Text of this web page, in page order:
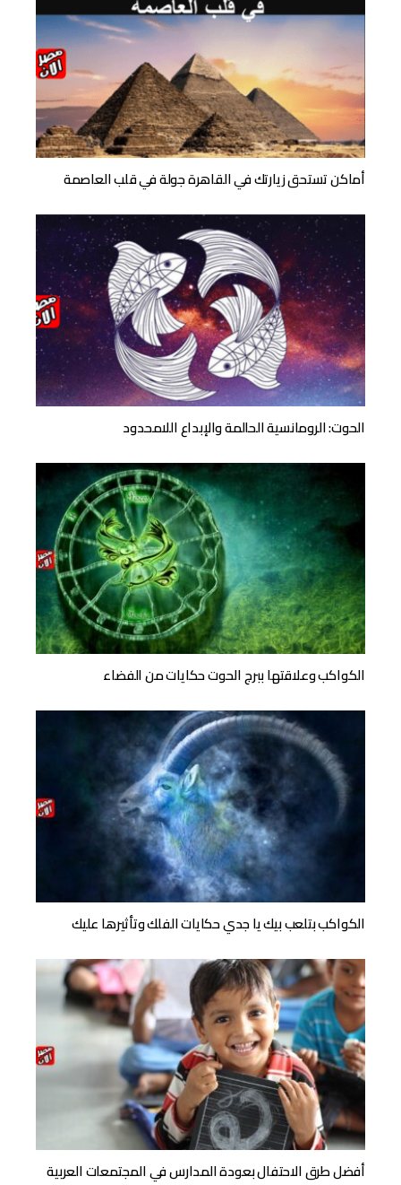
أماكن تستحق زيارتك في القاهرة جولة في قلب العاصمة
الحوت: الرومانسية الحالمة والإبداع اللامحدود
الكواكب وعلاقتها ببرج الحوت حكايات من الفضاء
الكواكب بتلعب بيك يا جدي حكايات الفلك وتأثيرها عليك
أفضل طرق الاحتفال بعودة المدارس في المجتمعات العربية